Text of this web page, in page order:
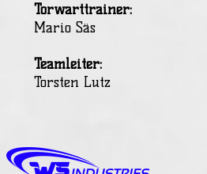
Torwarttrainer:
Mario Säs
Teamleiter:
Torsten Lutz